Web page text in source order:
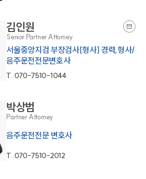
김인원
Senior Partner Attorney
서울중앙지검 부장검사[형사] 경력,형사/
음주운전전문변호사
T. 070-7510-1044
박상범
Partner Attorney
음주운전전문 변호사
T. 070-7510-2012